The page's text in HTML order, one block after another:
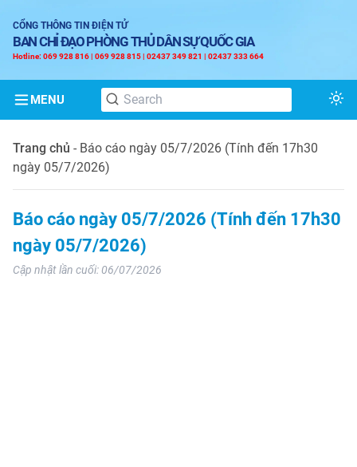
CỔNG THÔNG TIN ĐIỆN TỬ
BAN CHỈ ĐẠO PHÒNG THỦ DÂN SỰ QUỐC GIA
Hotline: 069 928 816 | 069 928 815 | 02437 349 821 | 02437 333 664
MENU
Trang chủ - Báo cáo ngày 05/7/2026 (Tính đến 17h30
ngày 05/7/2026)
Báo cáo ngày 05/7/2026 (Tính đến 17h30
ngày 05/7/2026)
Cập nhật lần cuối: 06/07/2026